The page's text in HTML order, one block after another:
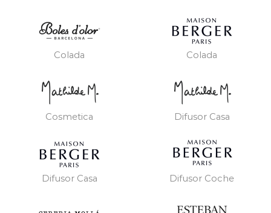
Colada Colada
Cosmetica Difusor Casa
Difusor Casa Difusor Coche